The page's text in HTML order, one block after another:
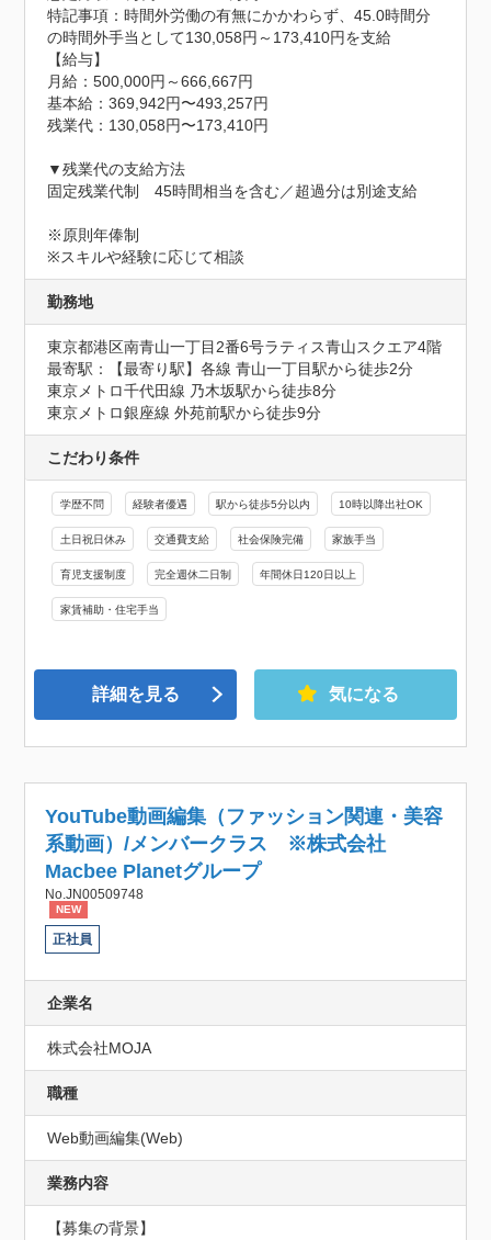
特記事項：時間外労働の有無にかかわらず、45.0時間分
の時間外手当として130,058円～173,410円を支給
【給与】
月給：500,000円～666,667円
基本給：369,942円〜493,257円
残業代：130,058円〜173,410円
▼残業代の支給方法
固定残業代制　45時間相当を含む／超過分は別途支給
※原則年俸制
※スキルや経験に応じて相談
勤務地
東京都港区南青山一丁目2番6号ラティス青山スクエア4階
最寄駅：【最寄り駅】各線 青山一丁目駅から徒歩2分
東京メトロ千代田線 乃木坂駅から徒歩8分
東京メトロ銀座線 外苑前駅から徒歩9分
こだわり条件
学歴不問 経験者優遇 駅から徒歩5分以内 10時以降出社OK
土日祝日休み 交通費支給 社会保険完備 家族手当
育児支援制度 完全週休二日制 年間休日120日以上
家賃補助・住宅手当
詳細を見る 気になる
YouTube動画編集（ファッション関連・美容
系動画）/メンバークラス ※株式会社
Macbee Planetグループ
No.JN00509748
NEW
正社員
企業名
株式会社MOJA
職種
Web動画編集(Web)
業務内容
【募集の背景】